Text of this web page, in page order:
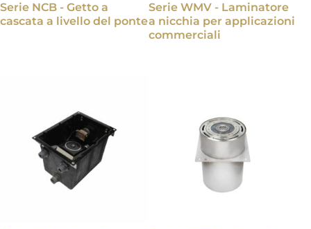
Serie NCB - Getto a
cascata a livello del ponte
Serie WMV - Laminatore
a nicchia per applicazioni
commerciali